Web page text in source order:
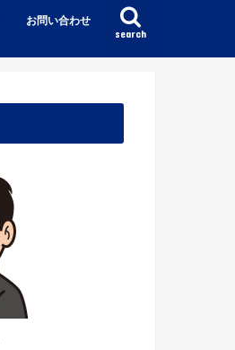
search
お問い合わせ